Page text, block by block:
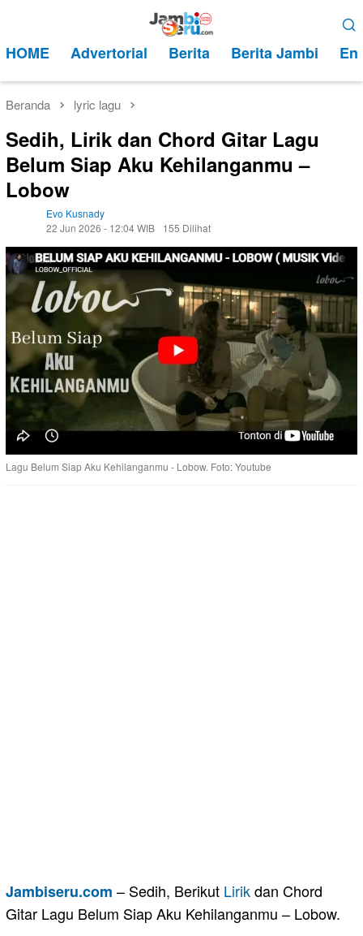
kontenMobile
HOME Advertorial Berita Berita Jambi
Beranda lyric lagu
Sedih, Lirik dan Chord Gitar Lagu
Belum Siap Aku Kehilanganmu –
Lobow
Evo Kusnady
22 Jun 2026 - 12:04 WIB
155 Dilihat
Lagu Belum Siap Aku Kehilanganmu - Lobow. Foto: Youtube
Jambiseru.com – Sedih, Berikut Lirikdan Chord
Gitar Lagu Belum Siap Aku Kehilanganmu – Lobow.